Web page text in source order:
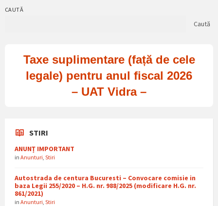
CAUTĂ
Caută
Taxe suplimentare (față de cele
legale) pentru anul fiscal 2026
– UAT Vidra –
STIRI
ANUNȚ IMPORTANT
in Anunturi Stiri
Autostrada de centura Bucuresti – Convocare comisie in
baza Legii 255/2020 – H.G. nr. 988/2025 (modificare H.G. nr.
861/2021)
in Anunturi Stiri